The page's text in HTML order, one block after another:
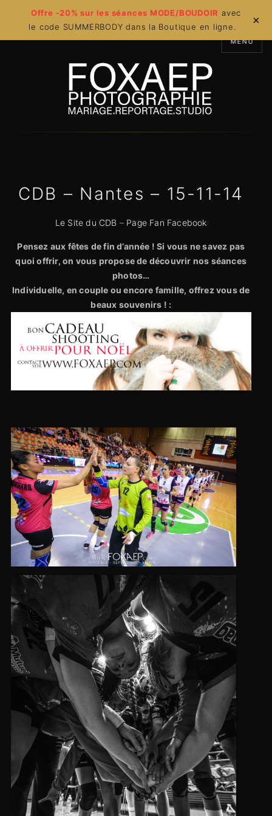
Offre -20% sur les séances MODE/BOUDOIR avec
le code SUMMERBODY dans la Boutique en ligne.
×
MENU
CDB – Nantes – 15-11-14
Le Site du CDB – Page Fan Facebook
Pensez aux fêtes de fin d’année ! Si vous ne savez pas
quoi offrir, on vous propose de découvrir nos séances
photos…
Individuelle, en couple ou encore famille, offrez vous de
beaux souvenirs ! :